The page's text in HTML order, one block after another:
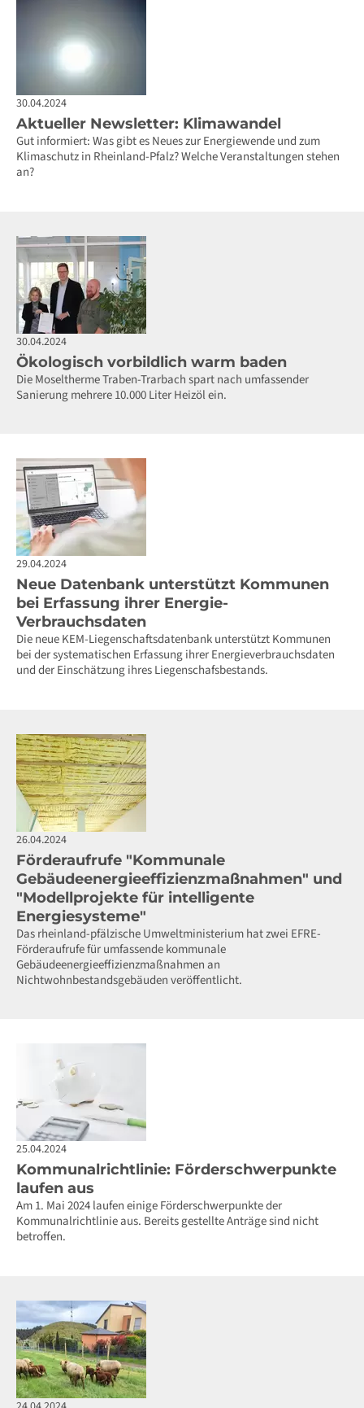
30.04.2024
Aktueller Newsletter: Klimawandel
Gut informiert: Was gibt es Neues zur Energiewende und zum
Klimaschutz in Rheinland-Pfalz? Welche Veranstaltungen stehen
an?
30.04.2024
Ökologisch vorbildlich warm baden
Die Moseltherme Traben-Trarbach spart nach umfassender
Sanierung mehrere 10.000 Liter Heizöl ein.
29.04.2024
Neue Datenbank unterstützt Kommunen
bei Erfassung ihrer Energie-
Verbrauchsdaten
Die neue KEM-Liegenschaftsdatenbank unterstützt Kommunen
bei der systematischen Erfassung ihrer Energieverbrauchsdaten
und der Einschätzung ihres Liegenschafsbestands.
26.04.2024
Förderaufrufe "Kommunale
Gebäudeenergieeffizienzmaßnahmen" und
"Modellprojekte für intelligente
Energiesysteme"
Das rheinland-pfälzische Umweltministerium hat zwei EFRE-
Förderaufrufe für umfassende kommunale
Gebäudeenergieeffizienzmaßnahmen an
Nichtwohnbestandsgebäuden veröffentlicht.
25.04.2024
Kommunalrichtlinie: Förderschwerpunkte
laufen aus
Am 1. Mai 2024 laufen einige Förderschwerpunkte der
Kommunalrichtlinie aus. Bereits gestellte Anträge sind nicht
betroffen.